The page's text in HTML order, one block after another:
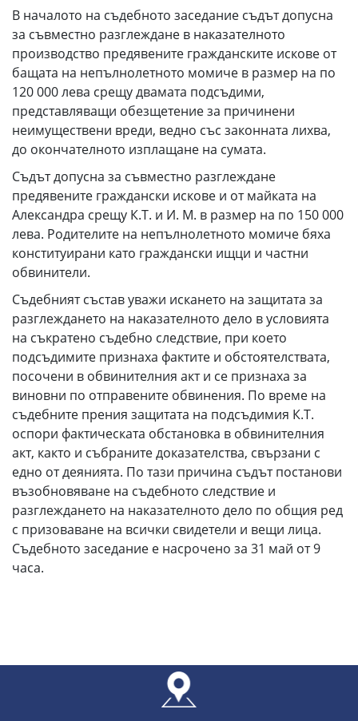
В началото на съдебното заседание съдът допусна
за съвместно разглеждане в наказателното
производство предявените гражданските искове от
бащата на непълнолетното момиче в размер на по
120 000 лева срещу двамата подсъдими,
представляващи обезщетение за причинени
неимуществени вреди, ведно със законната лихва,
до окончателното изплащане на сумата.
Съдът допусна за съвместно разглеждане
предявените граждански искове и от майката на
Александра срещу К.Т. и И. М. в размер на по 150 000
лева. Родителите на непълнолетното момиче бяха
конституирани като граждански ищци и частни
обвинители.
Съдебният състав уважи искането на защитата за
разглеждането на наказателното дело в условията
на съкратено съдебно следствие, при което
подсъдимите признаха фактите и обстоятелствата,
посочени в обвинителния акт и се признаха за
виновни по отправените обвинения. По време на
съдебните прения защитата на подсъдимия К.Т.
оспори фактическата обстановка в обвинителния
акт, както и събраните доказателства, свързани с
едно от деянията. По тази причина съдът постанови
възобновяване на съдебното следствие и
разглеждането на наказателното дело по общия ред
с призоваване на всички свидетели и вещи лица.
Съдебното заседание е насрочено за 31 май от 9
часа.